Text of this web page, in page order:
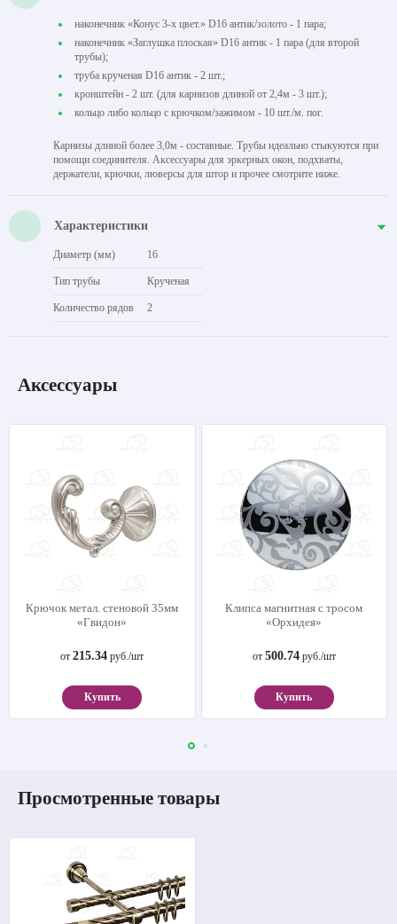
наконечник «Конус 3-х цвет.» D16 антик/золото - 1 пара;
наконечник «Заглушка плоская» D16 антик - 1 пара (для второй
трубы);
труба крученая D16 антик - 2 шт.;
кронштейн - 2 шт. (для карнизов длиной от 2,4м - 3 шт.);
кольцо либо кольцо с крючком/зажимом - 10 шт./м. пог.
Карнизы длиной более 3,0м - составные. Трубы идеально стыкуются при
помощи соединителя. Аксессуары для эркерных окон, подхваты,
держатели, крючки, люверсы для штор и прочее смотрите ниже.
Характеристики
Диаметр (мм) 16
Тип трубы Крученая
Количество рядов 2
Аксессуары
Крючок метал. стеновой 35мм
«Гвидон»
от215.34 руб./шт
Купить
Клипса магнитная с тросом
«Орхидея»
от 500.74руб./шт
Купить
Просмотренные товары